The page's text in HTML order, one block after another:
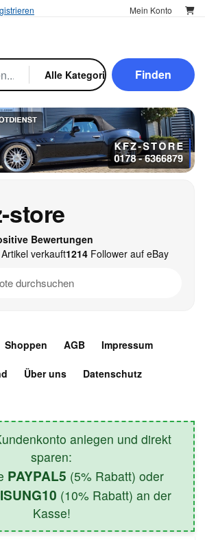
Mein Konto
Finden
store
Bewertungen
verkauft1214Follower auf eBay
Shoppen AGB Impressum
Über uns Datenschutz
anlegen und direkt
sparen:
PAYPAL5 (5% Rabatt) oder
(10% Rabatt) an der
Kasse!